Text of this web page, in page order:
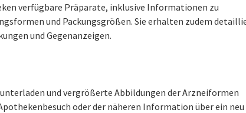
verfügbare Präparate, inklusive Informationen zu
und Packungsgrößen. Sie erhalten zudem
und Gegenanzeigen.
und vergrößerte Abbildungen der Arzneiformen
oder der näheren Information über ein